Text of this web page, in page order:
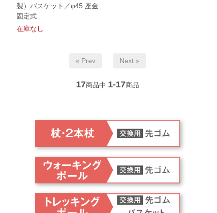
製）バスケット／φ45 座金
固定式
在庫なし
« Prev Next »
17商品中 1-17商品